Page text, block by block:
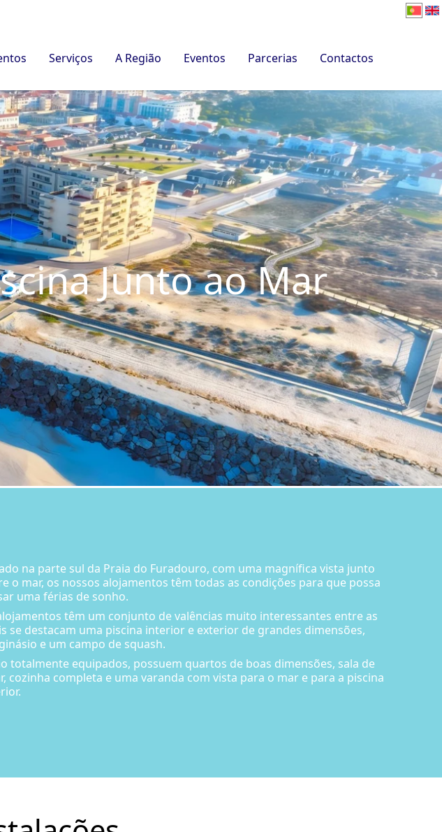
Serviços A Região Eventos Parcerias Contactos
Junto ao Mar
na parte sul da Praia do Furadouro, com uma magnífica vista junto
o mar, os nossos alojamentos têm todas as condições para que possa
uma férias de sonho.
têm um conjunto de valências muito interessantes entre as
se destacam uma piscina interior e exterior de grandes dimensões,
e um campo de squash.
totalmente equipados, possuem quartos de boas dimensões, sala de
cozinha completa e uma varanda com vista para o mar e para a piscina